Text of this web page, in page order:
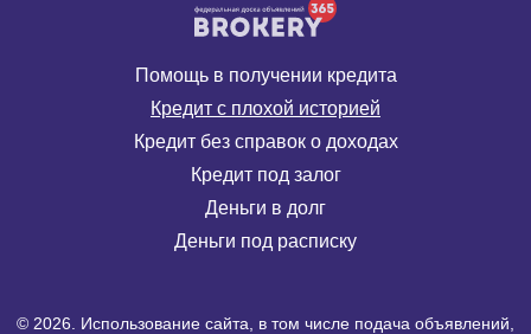
Помощь в получении кредита
Кредит с плохой историей
Кредит без справок о доходах
Кредит под залог
Деньги в долг
Деньги под расписку
© 2026. Использование сайта, в том числе подача объявлений,